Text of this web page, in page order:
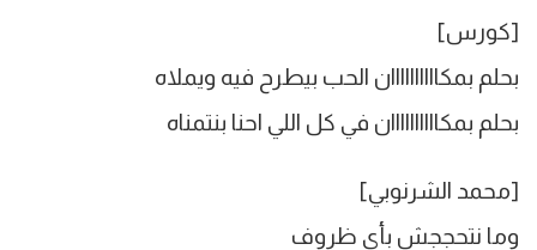
[كورس]
بحلم بمكاااااااااان الحب بيطرح فيه ويملاه
بحلم بمكاااااااااان في كل اللي احنا بنتمناه
[محمد الشرنوبي]
وما نتحججش بأي ظروف